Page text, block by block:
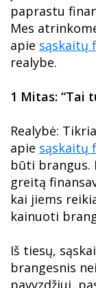
paprastu
Mes
apie sąskaitų
realybe.
1 Mitas: “Tai
Realybė:
apie sąskaitų
būti brangus.
greitą
kai jiems
kainuoti
Iš tiesų,
brangesnis
pavyzdžiui,